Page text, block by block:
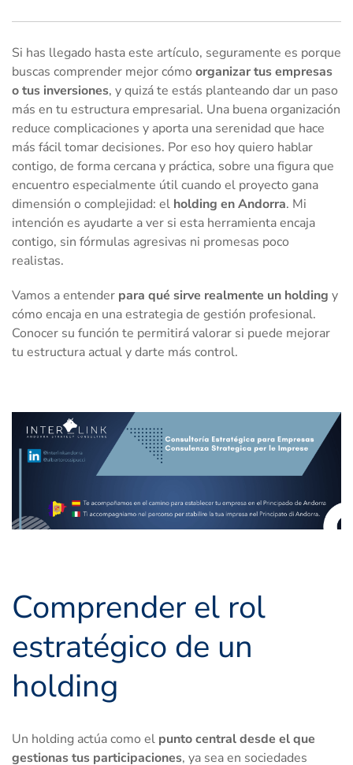
Si has llegado hasta este artículo, seguramente es porque
buscas comprender mejor cómo organizar tus empresas
o tus inversiones, y quizá te estás planteando dar un paso
más en tu estructura empresarial. Una buena organización
reduce complicaciones y aporta una serenidad que hace
más fácil tomar decisiones. Por eso hoy quiero hablar
contigo, de forma cercana y práctica, sobre una figura que
encuentro especialmente útil cuando el proyecto gana
dimensión o complejidad: el holding en Andorra. Mi
intención es ayudarte a ver si esta herramienta encaja
contigo, sin fórmulas agresivas ni promesas poco
realistas.
Vamos a entender para qué sirve realmente un holding y
cómo encaja en una estrategia de gestión profesional.
Conocer su función te permitirá valorar si puede mejorar
tu estructura actual y darte más control.
Comprender el rol
estratégico de un
holding
Un holding actúa como el punto central desde el que
gestionas tus participaciones, ya sea en sociedades